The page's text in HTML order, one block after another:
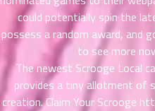
could potentially spin the
possess a random award, and
to see more
The newest Scrooge Local
provides a tiny allotment of
creation. Claim Your Scrooge
21
ตอน
ที่
22
ตอน
ที่